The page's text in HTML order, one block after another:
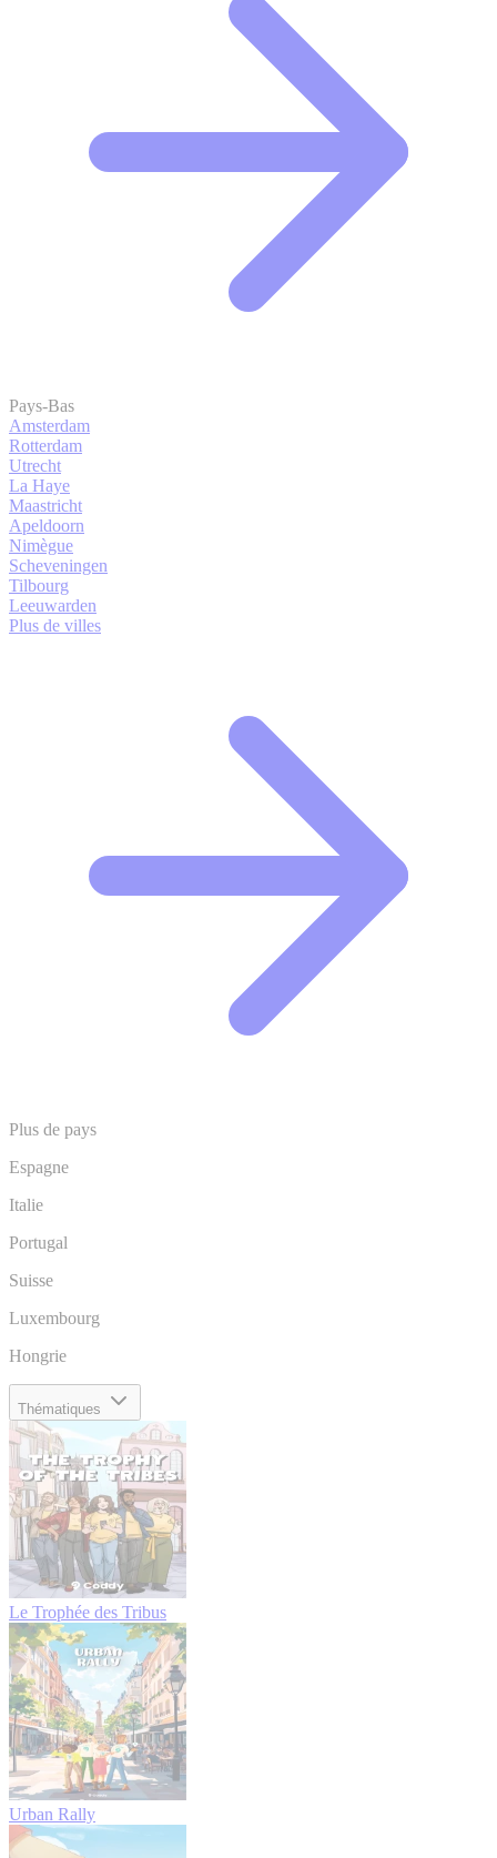
Pays-Bas
Amsterdam
Rotterdam
Utrecht
La Haye
Maastricht
Apeldoorn
Nimègue
Scheveningen
Tilbourg
Leeuwarden
Plus de villes
Plus de pays
Espagne
Italie
Portugal
Suisse
Luxembourg
Hongrie
Thématiques
Le Trophée des Tribus
Urban Rally